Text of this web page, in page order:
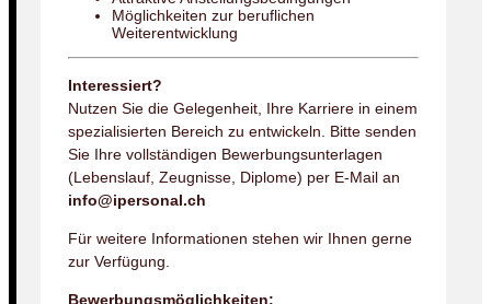
Möglichkeiten zur beruflichen
Weiterentwicklung
Interessiert?
Nutzen Sie die Gelegenheit, Ihre Karriere in einem
spezialisierten Bereich zu entwickeln. Bitte senden
Sie Ihre vollständigen Bewerbungsunterlagen
(Lebenslauf, Zeugnisse, Diplome) per E-Mail an
info@ipersonal.ch
Für weitere Informationen stehen wir Ihnen gerne
zur Verfügung.
Bewerbungsmöglichkeiten: